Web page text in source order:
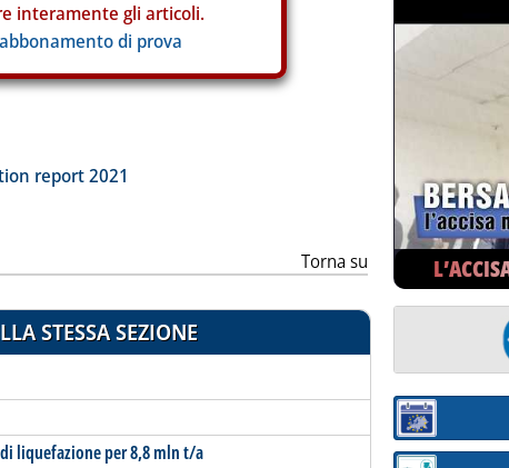
interamente gli articoli.
di prova
report 2021
Torna su
STESSA SEZIONE
liquefazione per 8,8 mln t/a
Sezione: